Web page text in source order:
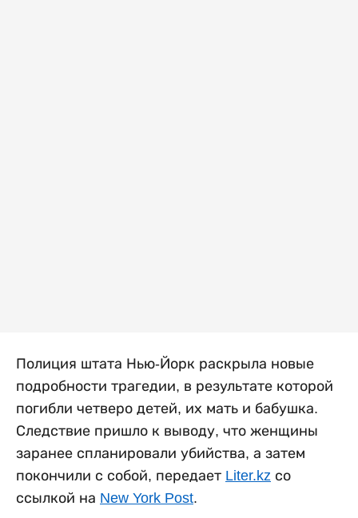
Полиция штата Нью-Йорк раскрыла новые
подробности трагедии, в результате которой
погибли четверо детей, их мать и бабушка.
Следствие пришло к выводу, что женщины
заранее спланировали убийства, а затем
покончили с собой, передает Liter.kz со
ссылкой на New York Post.